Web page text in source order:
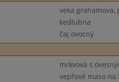
veka grahamová,
kedlubna
čaj ovocný
mrkvová s
vepřové maso na